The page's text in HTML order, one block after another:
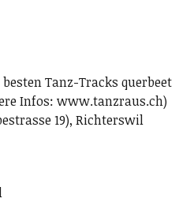
Tanz-Tracks querbeet
Infos: www.tanzraus.ch)
19), Richterswil